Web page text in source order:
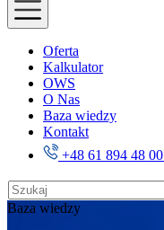
Oferta
Kalkulator
OWS
O Nas
Baza wiedzy
Kontakt
+48 61 894 48 00
Baza wiedzy